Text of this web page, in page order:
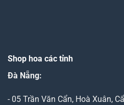
Shop hoa các tỉnh
Đà Nẵng:
- 05 Trần Văn Cẩn, Hoà Xuân,